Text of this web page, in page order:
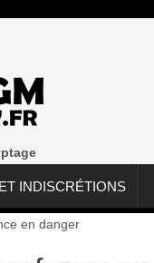
INDISCRÉTIONS
en danger